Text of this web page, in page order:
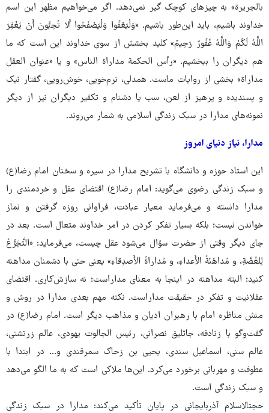
بالجریرة» به چیزهای کوچک گیر نمی‌دهد. اگر می‌خواهیم مظهر این اسم
خداوند باشیم، باید این‌طور باشیم. «وَلْیَعْفُوا وَلْیَصْفَحُوا أَلا تُحِبُّونَ أَنْ یَغْفِرَ
اللَّهُ لَکُمْ وَاللَّهُ غَفُورٌ رَحِیمٌ» کلید بخشش از سوی خداوند این است که ما
هم دیگران را ببخشیم. «رأس الحکمة مداراة الناس» و یا «عنوان العقل
مداراة» بخشی از روایات ماست. همدلی، نرم‌خویی، خوش‌رویی، گفتار نیک
و پسندیده و پرهیز از لعن، سب یا دشنام و تکفیر دیگران نیز از دیگر
نمونه‌های مدارا در سبک زندگی اسلامی به شمار می‌روند.
مدارا، نیاز دنیای امروز
این استاد حوزه و دانشگاه با تشریح مدارا در سیره و سخنان امام رضا(ع)
و سبک زندگی رضوی می‌گوید: امام رضا(ع) اقتضای عقل و خردمندی را
مدارا دانسته و می‌فرماید معیار عبادت، فراوانی روزه گرفتن و نماز
خواندن نیست؛ بلکه بسیار تفکر کردن در امر خداوند متعال است. بعد در
جای دیگر وقتی از حضرت سؤال می‌شود عقل چیست، می‌فرماید: «التَّجَرُّعُ
لِلغُصَّةِ، و مُداهَنَةُ الأَعداءِ، و مُداراةُ الأَصدِقاءِ» یعنی حتی با دشمنان مداهنه
کنید؛ البته مداهنه در اینجا به معنای مداراست؛ نه سازش‌کاری. اقتضای
عقلانیت و تفکر در حقیقت مداراست. نکته مهم بعدی مدارا در روش و
منش مناظره امام با رهبران ادیان و مذاهب دیگر است. امام رضا(ع) در
گفت‌وگو با زنادقه، جاثلیق نصرانی، رئیس الجالوت یهودی، عالم زرتشتی،
عالم سنی، اسماعیل سندی، یحیی بن زحاک سمرقندی و... در ابتدا با
عطوفت و مهربانی برخورد می‌کرد. این‌ها ملاکی است که به ما الگو می‌دهد
و سبک زندگی است.
حجت‎الاسلام آذربایجانی در پایان تأکید می‌کند: مدارا در سبک زندگی